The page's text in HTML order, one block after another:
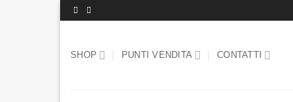
Salta
SHOP PUNTI VENDITA CONTATTI